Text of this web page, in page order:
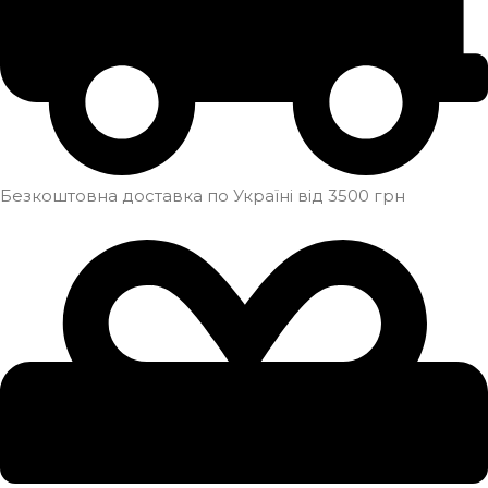
Безкоштовна доставка по Україні від 3500 грн